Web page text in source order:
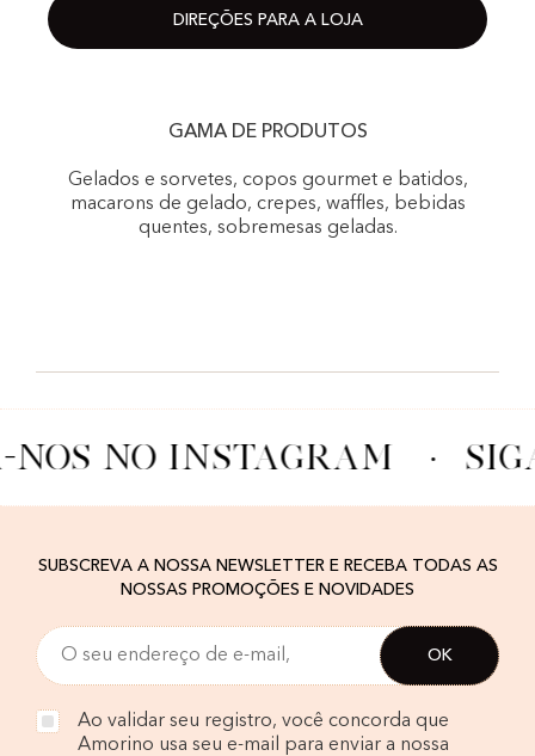
DIREÇÕES PARA A LOJA
GAMA DE PRODUTOS
Gelados e sorvetes, copos gourmet e batidos,
macarons de gelado, crepes, waffles, bebidas
quentes, sobremesas geladas.
NOS NO INSTAGRAM ·
SUBSCREVA A NOSSA NEWSLETTER E RECEBA TODAS AS
NOSSAS PROMOÇÕES E NOVIDADES
Ao validar seu registro, você concorda que
Amorino usa seu e-mail para enviar a nossa